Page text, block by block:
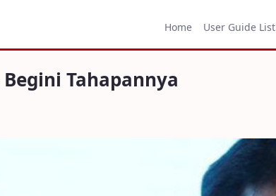
Home User Guide List
Tahapannya